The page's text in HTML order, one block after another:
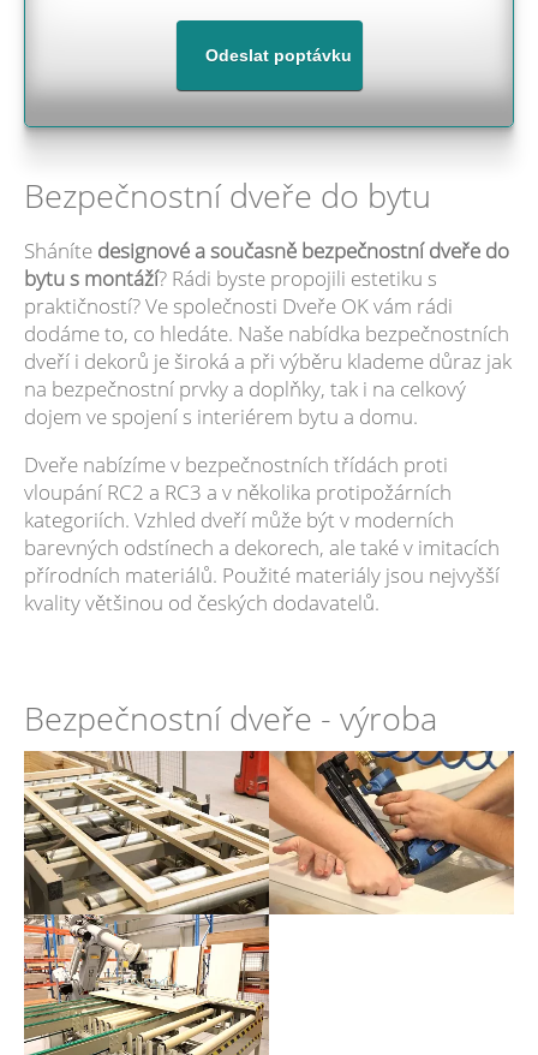
Bezpečnostní dveře do bytu
Sháníte designové a současně bezpečnostní dveře do
bytu s montáží? Rádi byste propojili estetiku s
praktičností? Ve společnosti Dveře OK vám rádi
dodáme to, co hledáte. Naše nabídka bezpečnostních
dveří i dekorů je široká a při výběru klademe důraz jak
na bezpečnostní prvky a doplňky, tak i na celkový
dojem ve spojení s interiérem bytu a domu.
Dveře nabízíme v bezpečnostních třídách proti
vloupání RC2 a RC3 a v několika protipožárních
kategoriích. Vzhled dveří může být v moderních
barevných odstínech a dekorech, ale také v imitacích
přírodních materiálů. Použité materiály jsou nejvyšší
kvality většinou od českých dodavatelů.
Bezpečnostní dveře - výroba